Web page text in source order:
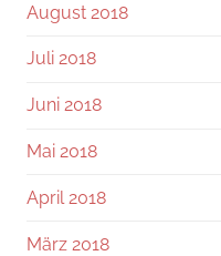
August 2018
Juli 2018
Juni 2018
Mai 2018
April 2018
März 2018